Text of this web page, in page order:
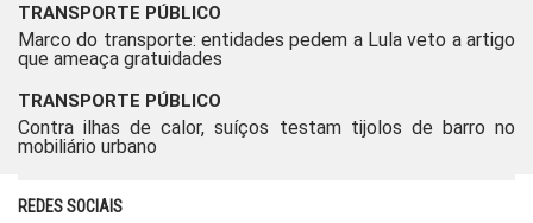
TRANSPORTE PÚBLICO
Marco do transporte: entidades pedem a Lula veto a artigo
que ameaça gratuidades
TRANSPORTE PÚBLICO
Contra ilhas de calor, suíços testam tijolos de barro no
mobiliário urbano
REDES SOCIAIS